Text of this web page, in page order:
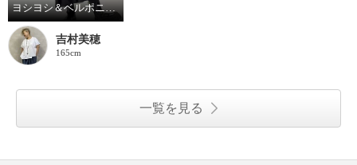
ヨシヨシ＆ベルポニーコラボ❣️《ミホさん着用動画🎥》
吉村美穂
165cm
一覧を見る